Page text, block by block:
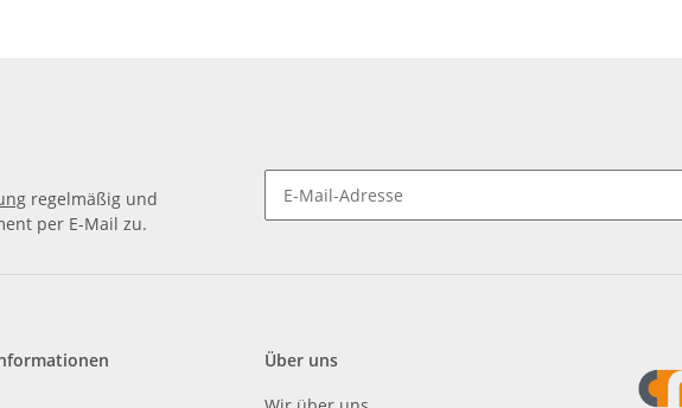
regelmäßig und
per E-Mail zu.
Über uns